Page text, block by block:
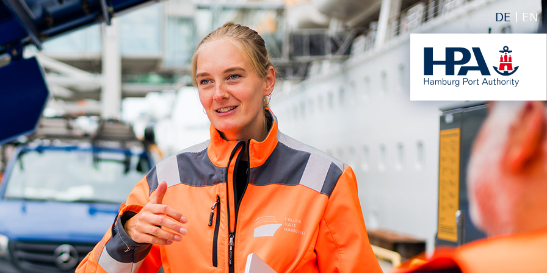
DE EN
Center der HPA
aller Verkehrsmeldungen im Hafen am